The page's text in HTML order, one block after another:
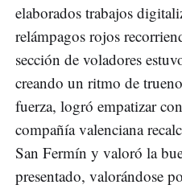
elaborados trabajos
relámpagos rojos
sección de voladores
creando un ritmo de
fuerza, logró empatizar
compañía valenciana
San Fermín y valoró la
presentado, valorándose